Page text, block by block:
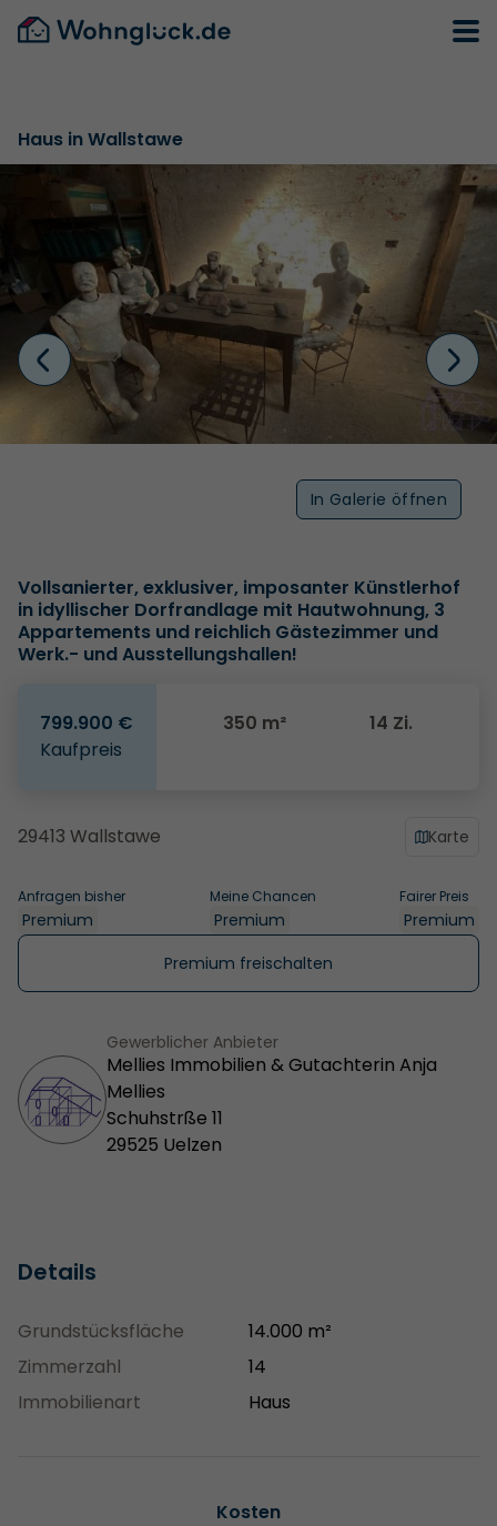
Haus in Wallstawe
In Galerie öffnen
Vollsanierter, exklusiver, imposanter Künstlerhof
in idyllischer Dorfrandlage mit Hautwohnung, 3
Appartements und reichlich Gästezimmer und
Werk.- und Ausstellungshallen!
Anfragen bisher
Premium
Meine Chancen
Premium
Fairer Preis
Premium
Premium freischalten
799.900 €
Kaufpreis
350 m² 14 Zi.
29413 Wallstawe Karte
Gewerblicher Anbieter
Mellies Immobilien & Gutachterin Anja
Mellies
Schuhstrße 11
29525 Uelzen
Details
Grundstücksfläche
14.000 m²
Zimmerzahl
14
Immobilienart
Haus
Kosten